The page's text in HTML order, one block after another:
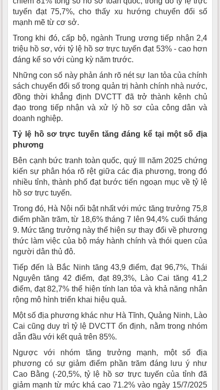
tuyến đạt 75,7%, cho thấy xu hướng chuyển đổi số
mạnh mẽ từ cơ sở.
Trong khi đó, cấp bộ, ngành Trung ương tiếp nhận 2,4
triệu hồ sơ, với tỷ lệ hồ sơ trực tuyến đạt 53% - cao hơn
đáng kể so với cùng kỳ năm trước.
Những con số này phản ánh rõ nét sự lan tỏa của chính
sách chuyển đổi số trong quản trị hành chính nhà nước,
đồng thời khẳng định DVCTT đã trở thành kênh chủ
đạo trong tiếp nhận và xử lý hồ sơ của công dân và
doanh nghiệp.
Tỷ lệ hồ sơ trực tuyến tăng đáng kể tại một số địa
phương
Bên cạnh bức tranh toàn quốc, quý III năm 2025 chứng
kiến sự phân hóa rõ rệt giữa các địa phương, trong đó
nhiều tỉnh, thành phố đạt bước tiến ngoạn mục về tỷ lệ
hồ sơ trực tuyến.
Trong đó, Hà Nội nổi bật nhất với mức tăng trưởng 75,8
điểm phần trăm, từ 18,6% tháng 7 lên 94,4% cuối tháng
9. Mức tăng trưởng này thể hiện sự thay đổi về phương
thức làm việc của bộ máy hành chính và thói quen của
người dân thủ đô.
Tiếp đến là Bắc Ninh tăng 43,9 điểm, đạt 96,7%, Thái
Nguyên tăng 42 điểm, đạt 89,3%, Lào Cai tăng 41,2
điểm, đạt 82,7% thể hiện tính lan tỏa và khả năng nhân
rộng mô hình triển khai hiệu quả.
Một số địa phương khác như Hà Tĩnh, Quảng Ninh, Lào
Cai cũng duy trì tỷ lệ DVCTT ổn định, nằm trong nhóm
dẫn đầu với kết quả trên 85%.
Ngược với nhóm tăng trưởng mạnh, một số địa
phương có sự giảm điểm phần trăm đáng lưu ý như
Cao Bằng (-20,5%, tỷ lệ hồ sơ trực tuyến của tỉnh đã
giảm mạnh từ mức khá cao 71.2% vào ngày 15/7/2025